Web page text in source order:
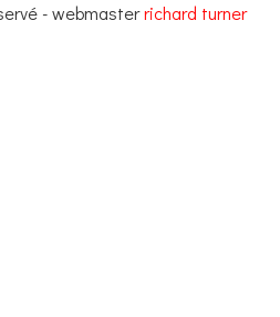
- webmasterrichard turner